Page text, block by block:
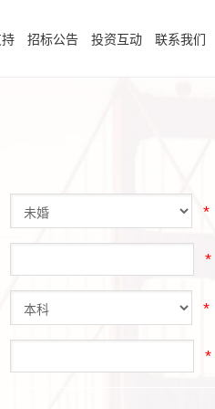
招标公告 投资互动 联系我们
*
*
*
*